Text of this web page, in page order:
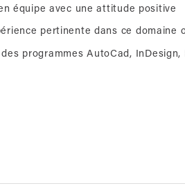
équipe avec une attitude positive
pertinente dans ce domaine
programmes AutoCad, InDesign,